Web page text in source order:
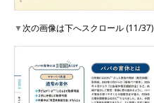
▼次の画像は下へスクロール (11/37)